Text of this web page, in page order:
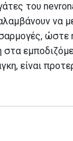
του
να
είναι